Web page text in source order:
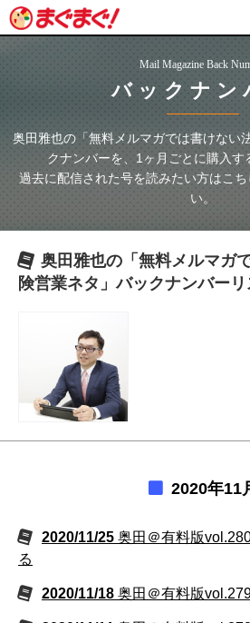
Mail Magazine Back
バックナン
奥田雅也の「無料メルマガでは書けない
クナンバーを、1ヶ月ごとに購入す
過去に配信された号を読みたい方はこ
い。
奥田雅也の「無料メルマガ
険営業ネタ」バックナンバーリ
2020年11
2020/11/25 奥田＠有料版
る
2020/11/18 奥田＠有料版